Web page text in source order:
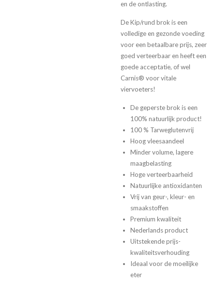
en de ontlasting.
De Kip/rund brok is een
volledige en gezonde voeding
voor een betaalbare prijs, zeer
goed verteerbaar en heeft een
goede acceptatie, of wel
Carnis® voor vitale
viervoeters!
De geperste brok is een
100% natuurlijk product!
100 % Tarweglutenvrij
Hoog vleesaandeel
Minder volume, lagere
maagbelasting
Hoge verteerbaarheid
Natuurlijke antioxidanten
Vrij van geur-, kleur- en
smaakstoffen
Premium kwaliteit
Nederlands product
Uitstekende prijs-
kwaliteitsverhouding
Ideaal voor de moeilijke
eter